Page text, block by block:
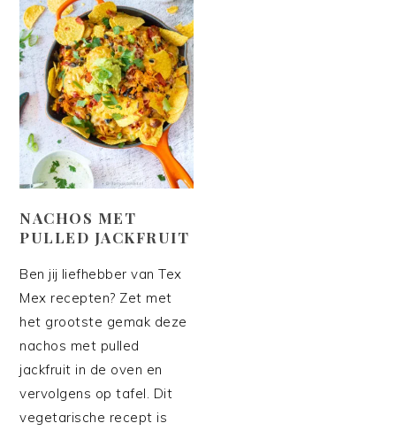
NACHOS MET
PULLED JACKFRUIT
Ben jij liefhebber van Tex
Mex recepten? Zet met
het grootste gemak deze
nachos met pulled
jackfruit in de oven en
vervolgens op tafel. Dit
vegetarische recept is